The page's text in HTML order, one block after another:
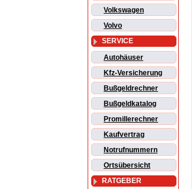
Volkswagen
Volvo
SERVICE
Autohäuser
Kfz-Versicherung
Bußgeldrechner
Bußgeldkatalog
Promillerechner
Kaufvertrag
Notrufnummern
Ortsübersicht
RATGEBER